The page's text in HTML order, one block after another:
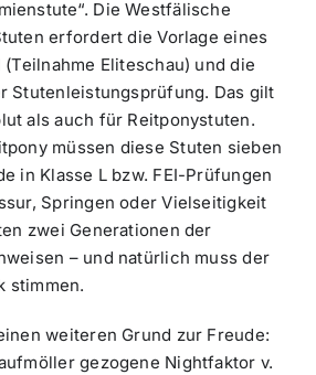
Die Westfälische
erfordert die Vorlage eines
Eliteschau) und die
Stutenleistungsprüfung. Das gilt
als auch für Reitponystuten.
müssen diese Stuten sieben
in Klasse L bzw. FEI-Prüfungen
Springen oder Vielseitigkeit
zwei Generationen der
– und natürlich muss der
stimmen.
weiteren Grund zur Freude:
gezogene Nightfaktor v.